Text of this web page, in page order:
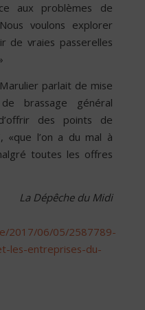
aux problèmes de
voulons explorer
de vraies passerelles
parlait de mise
brassage général
des points de
«que l’on a du mal à
toutes les offres
La Dépêche du Midi
2017/06/05/2587789-
les-entreprises-du-